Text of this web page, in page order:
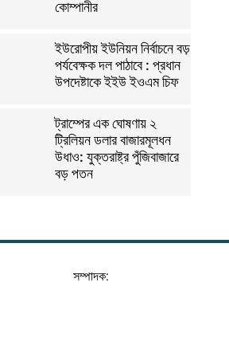
কোম্পানীর
ইউরোপীয় ইউনিয়ন নির্বাচনে বড়
পর্যবেক্ষক দল পাঠাবে : প্রধান
উপদেষ্টাকে ইইউ ইওএম চিফ
ট্রাম্পের এক ঘোষণায় ২
ট্রিলিয়ন ডলার বাজারমূলধন
উধাও: যুক্তরাষ্ট্র পুঁজিবাজারে
বড় পতন
সম্পাদক: